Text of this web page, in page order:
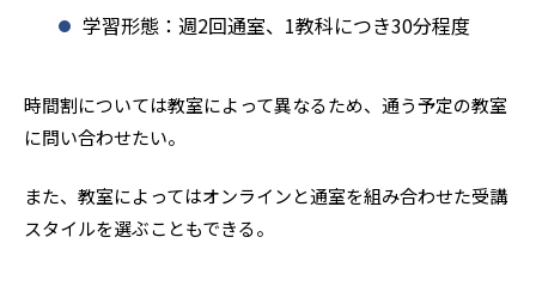
学習形態：週2回通室、1教科につき30分程度
時間割については教室によって異なるため、通う予定の教室
に問い合わせたい。
また、教室によってはオンラインと通室を組み合わせた受講
スタイルを選ぶこともできる。